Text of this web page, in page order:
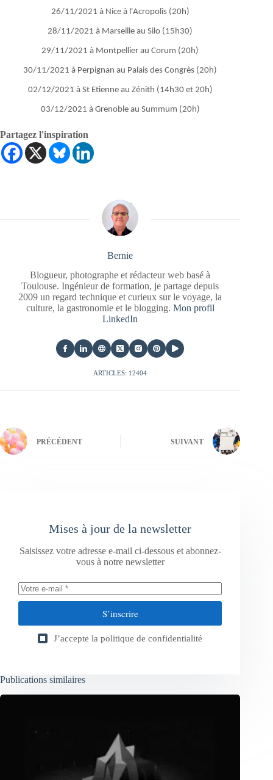
26/11/2021 à Nice à l'Acropolis (20h)
28/11/2021 à Marseille au Silo (15h30)
29/11/2021 à Montpellier au Corum (20h)
30/11/2021 à Perpignan au Palais des Congrès (20h)
02/12/2021 à St Etienne au Zénith (14h30 et 20h)
03/12/2021 à Grenoble au Summum (20h)
Partagez l'inspiration
Bernie
Blogueur, photographe et rédacteur web basé à
Toulouse. Ingénieur de formation, je partage depuis
2009 un regard technique et curieux sur le voyage, la
culture, la gastronomie et le blogging. Mon profil
LinkedIn
ARTICLES: 12404
PRÉCÉDENT SUIVANT
Mises à jour de la newsletter
Saisissez votre adresse e-mail ci-dessous et abonnez-
vous à notre newsletter
S’inscrire
J’accepte la politique de confidentialité
Publications similaires